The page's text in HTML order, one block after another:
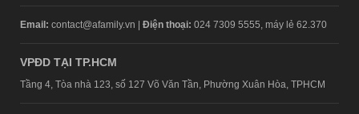
Email: contact@afamily.vn | Điện thoại: 024 7309 5555, máy lẻ 62.370
VPĐD TẠI TP.HCM
Tầng 4, Tòa nhà 123, số 127 Võ Văn Tần, Phường Xuân Hòa, TPHCM